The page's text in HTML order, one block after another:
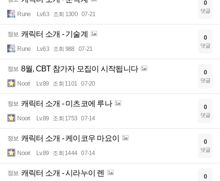
Rune Lv.63 조회 1300 07-21
0
댓글
정보 캐릭터 소개 - 기술계
Rune Lv.63 조회 988 07-21
0
댓글
정보 8월, CBT 참가자 모집이 시작됩니다
Noori Lv.89 조회 1101 07-20
0
댓글
정보 캐릭터 소개 - 미츠코에 루나
Noori Lv.89 조회 1753 07-14
0
댓글
정보 캐릭터 소개 - 케이코우 마요이
Noori Lv.89 조회 1444 07-14
0
댓글
정보 캐릭터 소개 - 시라누이 렌 0